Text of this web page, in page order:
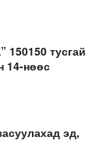
150150 тусгай
14-нөөс
эд,